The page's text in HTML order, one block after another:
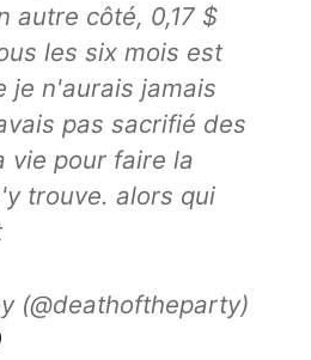
autre côté, 0,17 $
les six mois est
je n'aurais jamais
pas sacrifié des
vie pour faire la
trouve. alors qui
(@deathoftheparty)